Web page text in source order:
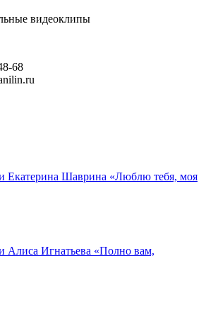
видеоклипы
68
Екатерина Шаврина «Люблю тебя, моя
Алиса Игнатьева «Полно вам,